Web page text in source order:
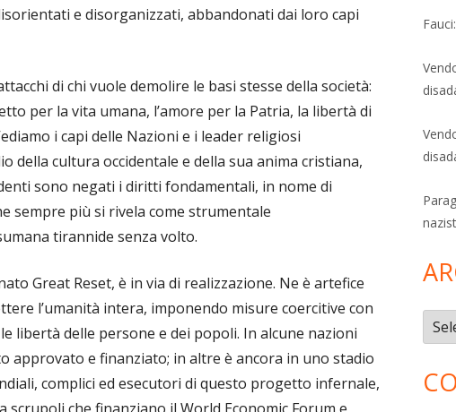
e disorganizzati, abbandonati dai loro capi
di chi vuole demolire le basi stesse della società:
per la vita umana, l’amore per la Patria, la libertà di
i capi delle Nazioni e i leader religiosi
della cultura occidentale e della sua anima cristiana,
sono negati i diritti fondamentali, in nome di
sempre più si rivela come strumentale
tirannide senza volto.
Great Reset, è in via di realizzazione. Ne è artefice
l’umanità intera, imponendo misure coercitive con
libertà delle persone e dei popoli. In alcune nazioni
approvato e finanziato; in altre è ancora in uno stadio
complici ed esecutori di questo progetto infernale,
scrupoli che finanziano il World Economic Forum e